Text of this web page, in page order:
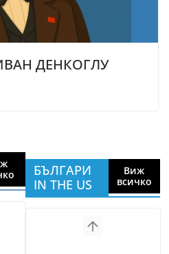
ДЕНКОГЛУ
БЪЛГАРИ
IN THE US
Виж
всичко